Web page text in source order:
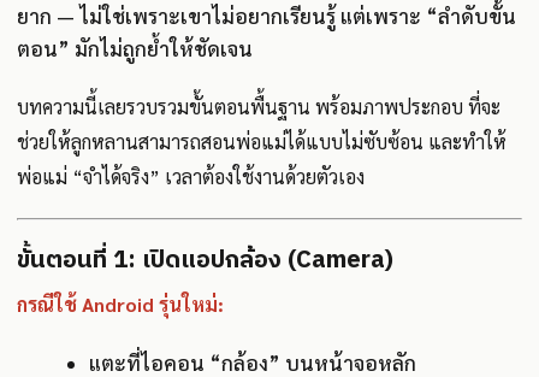
ยาก — ไม่ใช่เพราะเขาไม่อยากเรียนรู้ แต่เพราะ “ลำดับขั้น
ตอน” มักไม่ถูกย้ำให้ชัดเจน
บทความนี้เลยรวบรวมขั้นตอนพื้นฐาน พร้อมภาพประกอบ ที่จะ
ช่วยให้ลูกหลานสามารถสอนพ่อแม่ได้แบบไม่ซับซ้อน และทำให้
พ่อแม่ “จำได้จริง” เวลาต้องใช้งานด้วยตัวเอง
ขั้นตอนที่ 1: เปิดแอปกล้อง (Camera)
กรณีใช้ Android รุ่นใหม่:
แตะที่ไอคอน “กล้อง” บนหน้าจอหลัก